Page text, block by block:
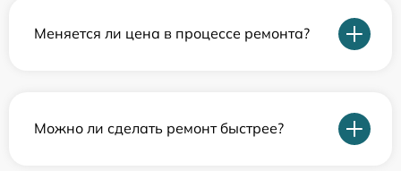
Меняется ли цена в процессе ремонта?
Можно ли сделать ремонт быстрее?